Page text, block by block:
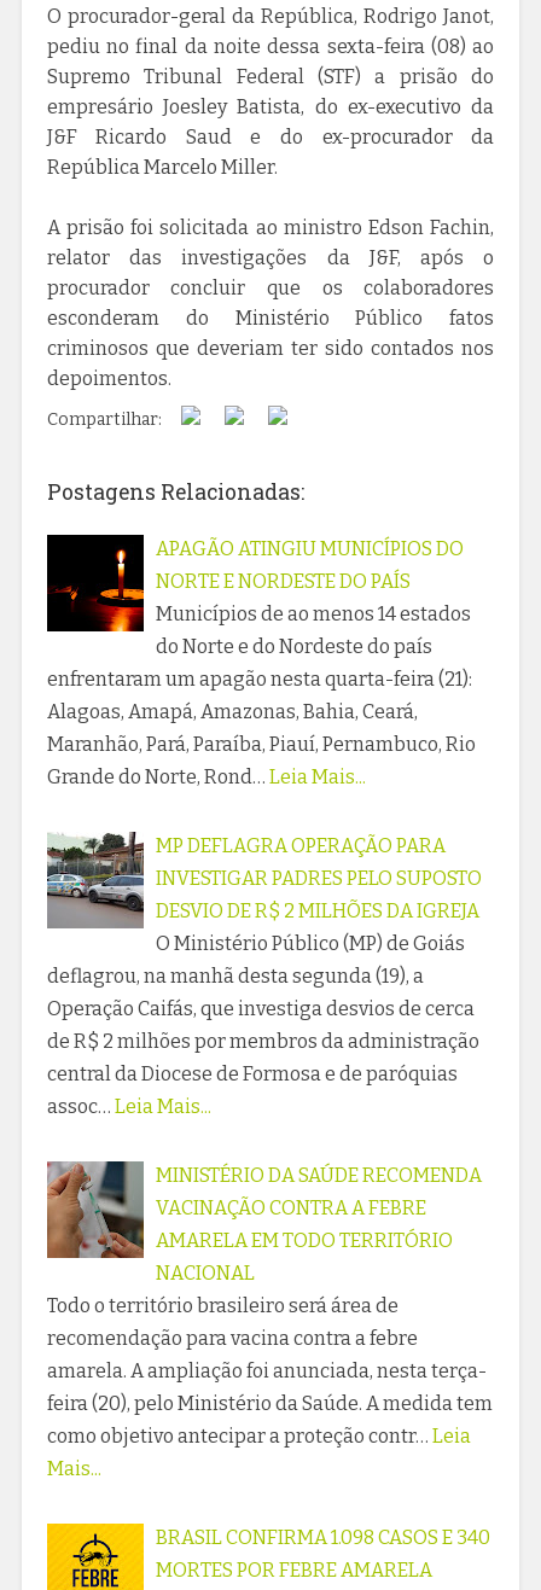
O procurador-geral da República, Rodrigo Janot,
pediu no final da noite dessa sexta-feira (08) ao
Supremo Tribunal Federal (STF) a prisão do
empresário Joesley Batista, do ex-executivo da
J&F Ricardo Saud e do ex-procurador da
República Marcelo Miller.
A prisão foi solicitada ao ministro Edson Fachin,
relator das investigações da J&F, após o
procurador concluir que os colaboradores
esconderam do Ministério Público fatos
criminosos que deveriam ter sido contados nos
depoimentos.
Compartilhar:
Postagens Relacionadas:
APAGÃO ATINGIU MUNICÍPIOS DO
NORTE E NORDESTE DO PAÍS
Municípios de ao menos 14 estados
do Norte e do Nordeste do país
enfrentaram um apagão nesta quarta-feira (21):
Alagoas, Amapá, Amazonas, Bahia, Ceará,
Maranhão, Pará, Paraíba, Piauí, Pernambuco, Rio
Grande do Norte, Rond… Leia Mais...
MP DEFLAGRA OPERAÇÃO PARA
INVESTIGAR PADRES PELO SUPOSTO
DESVIO DE R$ 2 MILHÕES DA IGREJA
O Ministério Público (MP) de Goiás
deflagrou, na manhã desta segunda (19), a
Operação Caifás, que investiga desvios de cerca
de R$ 2 milhões por membros da administração
central da Diocese de Formosa e de paróquias
assoc… Leia Mais...
MINISTÉRIO DA SAÚDE RECOMENDA
VACINAÇÃO CONTRA A FEBRE
AMARELA EM TODO TERRITÓRIO
NACIONAL
Todo o território brasileiro será área de
recomendação para vacina contra a febre
amarela. A ampliação foi anunciada, nesta terça-
feira (20), pelo Ministério da Saúde. A medida tem
como objetivo antecipar a proteção contr… Leia
Mais...
BRASIL CONFIRMA 1.098 CASOS E 340
MORTES POR FEBRE AMARELA